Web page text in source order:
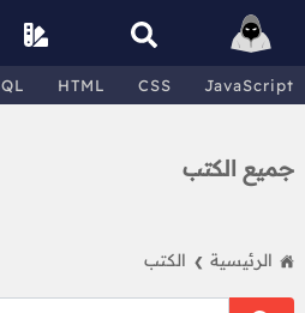
HTML CSS JavaScript
جميع الكتب
الرئيسية ❯ الكتب